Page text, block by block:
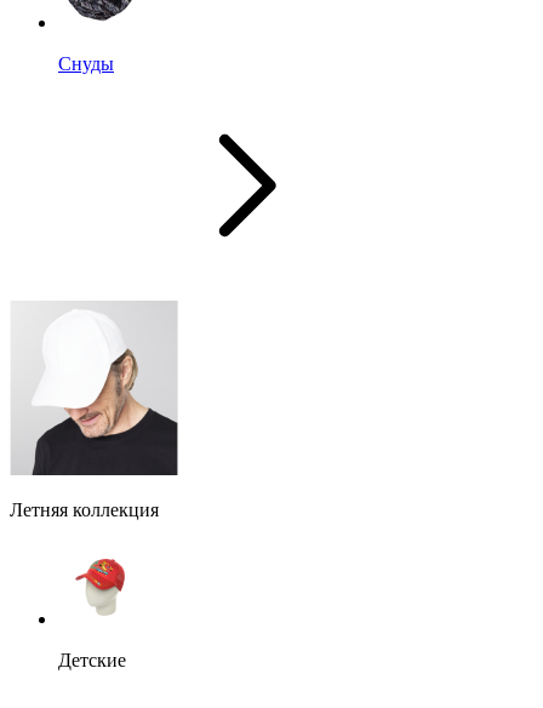
Снуды
Летняя коллекция
Детские